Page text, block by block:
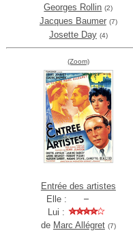
Georges Rollin (2)
Jacques Baumer (7)
Josette Day (4)
(Zoom)
Entrée des artistes
Elle :
Lui :
de Marc Allégret (7)